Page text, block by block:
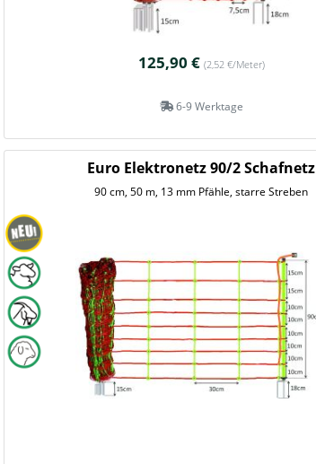
125,90 € (2,52 €/Meter)
6-9 Werktage
Euro Elektronetz 90/2 Schafnetz
90 cm, 50 m, 13 mm Pfähle, starre Streben